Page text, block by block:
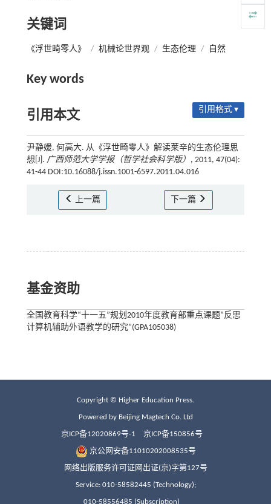
关键词
《浮世畸零人》 / 机械论世界观 / 生态伦理 / 自然
Key words
引用本文 引用格式 ▾
尹静媛, 何高大. 从《浮世畸零人》解读莱辛的生态伦理思
想[J]. 广西师范大学学报（哲学社会科学版） , 2011, 47(04):
41-44 DOI:10.16088/j.issn.1001-6597.2011.04.016
上一篇 下一篇
基金资助
全国教育科学“十一五”规划2010年度教育部重点课题“反思
计算机辅助外语教学的研究”(GPA105038)
Copyright © Higher Education Press.
Powered by Beijing Magtech Co. Ltd
京ICP备12020869号-1 京ICP备150856号
京公网安备11010202008535号
网络出版服务许可证网出证(京)字第127号
Service: 010-58582445 (Technology);
010-58556485 (Subscription)